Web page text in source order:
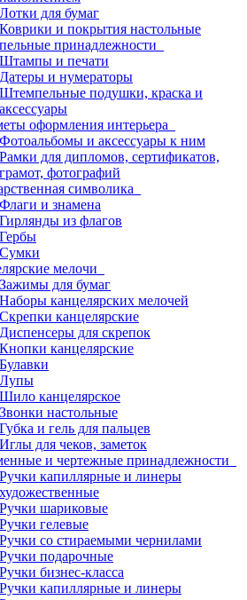
Лотки для бумаг
Коврики и покрытия настольные
принадлежности
Штампы и печати
Датеры и нумераторы
Штемпельные подушки, краска и
аксессуары
оформления интерьера
Фотоальбомы и аксессуары к ним
Рамки для дипломов, сертификатов,
грамот, фотографий
символика
Флаги и знамена
Гирлянды из флагов
Гербы
Сумки
мелочи
Зажимы для бумаг
Наборы канцелярских мелочей
Скрепки канцелярские
Диспенсеры для скрепок
Кнопки канцелярские
Булавки
Лупы
Шило канцелярское
Звонки настольные
Губка и гель для пальцев
Иглы для чеков, заметок
и чертежные принадлежности
Ручки капиллярные и линеры
художественные
Ручки шариковые
Ручки гелевые
Ручки со стираемыми чернилами
Ручки подарочные
Ручки бизнес-класса
Ручки капиллярные и линеры